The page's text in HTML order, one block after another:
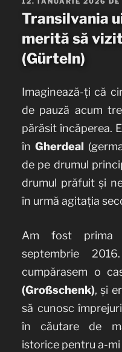
PE
Transilvania
merită să
(Gürteln)
Imaginează-ți că
de pauză acum
părăsit încăperea.
înGherdeal
de pe drumul
drumul prăfuit și
în urmă agitația
Am fost prima
septembrie
cumpărasem o
(Großschenk), și
să cunosc
în căutare de
istorice pentru a-mi